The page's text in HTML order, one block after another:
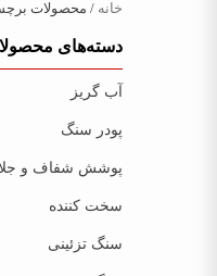
خانه / محصولات
دسته‌های
آب گریز
پودر سنگ
پوشش شفاف و
سخت کننده
سنگ تزئینی